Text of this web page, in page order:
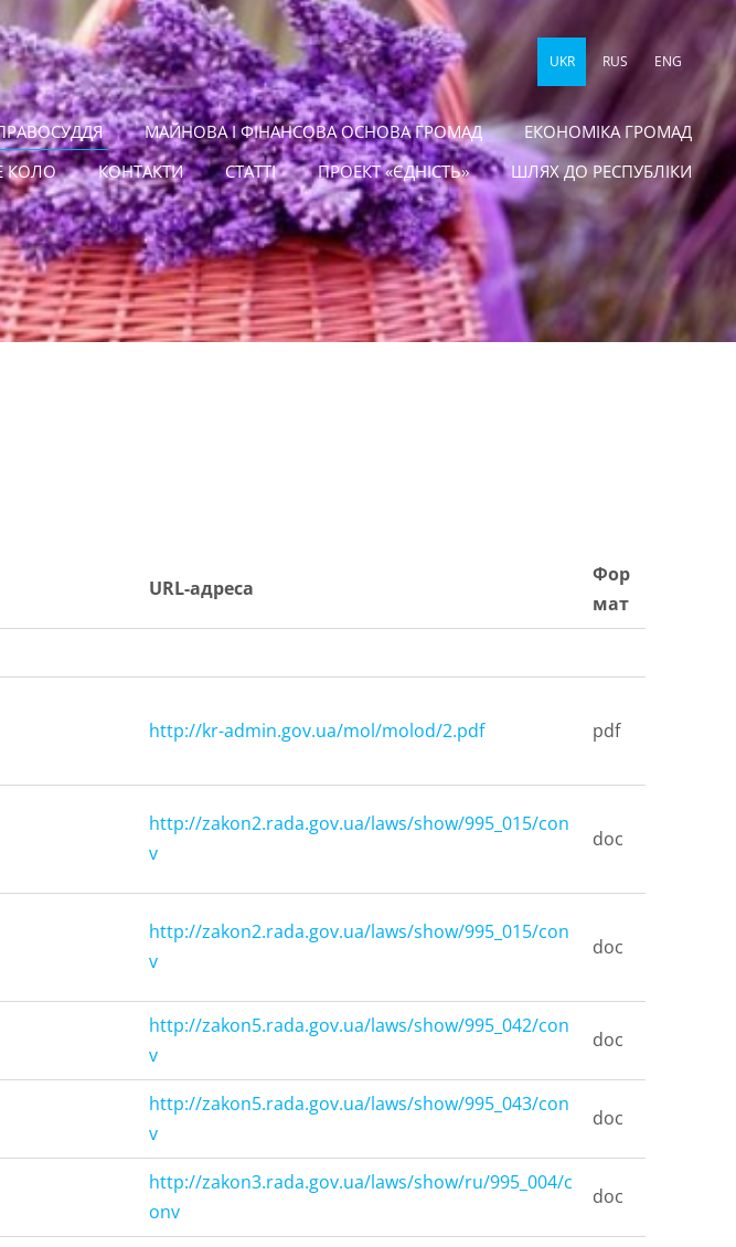
МАЙНОВА І ФІНАНСОВА ОСНОВА ГРОМАД
ЕКОНОМІКА ГРОМАД
КОЛО КОНТАКТИ СТАТТІ ПРОЕКТ «ЄДНІСТЬ» ШЛЯХ ДО РЕСПУБЛІКИ
UKR RUS ENG
URL-адреса
Фор
мат
http://kr-admin.gov.ua/mol/molod/2.pdf pdf
http://zakon2.rada.gov.ua/laws/show/995_015/con
v
doc
http://zakon2.rada.gov.ua/laws/show/995_015/con
v
doc
http://zakon5.rada.gov.ua/laws/show/995_042/con
v
doc
http://zakon5.rada.gov.ua/laws/show/995_043/con
v
doc
http://zakon3.rada.gov.ua/laws/show/ru/995_004/c
onv
doc